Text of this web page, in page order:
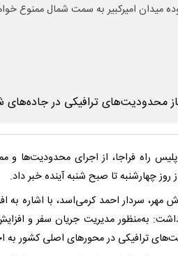
میدان امیرکبیر به سمت شمال ممنوع
راه فراجا، از اجرای محدودیت‌ها و
روز چهارشنبه تا صبح شنبه آینده خبر داد.
مهر، سردار احمد کرمی‌اسد، با اشاره به
به‌منظور مدیریت جریان سفر و
ترافیکی در محورهای اصلی کشور به